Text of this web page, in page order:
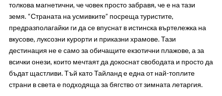
толкова магнетични, че човек просто забравя, че е на тази
земя. “Страната на усмивките” посреща туристите,
предразполагайки ги да се впуснат в истинска въртележка на
вкусове, луксозни курорти и приказни храмове. Тази
дестинация не е само за обичащите екзотични плажове, а за
всички онези, които мечтаят да докоснат свободата и просто да
бъдат щастливи. Тъй като Тайланд е една от най-топлите
страни в света е подходяща за бягство от зимната летаргия.